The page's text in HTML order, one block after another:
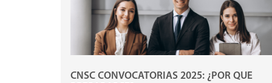
CNSC CONVOCATORIAS 2025: ¿POR QUE